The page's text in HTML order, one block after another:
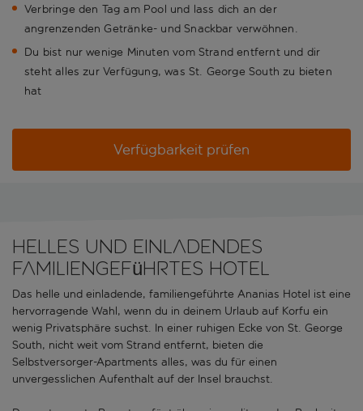
Verbringe den Tag am Pool und lass dich an der
angrenzenden Getränke- und Snackbar verwöhnen.
Du bist nur wenige Minuten vom Strand entfernt und dir
steht alles zur Verfügung, was St. George South zu bieten
hat
Verfügbarkeit prüfen
Helles und einladendes
familiengeführtes Hotel
Das helle und einladende, familiengeführte Ananias Hotel ist eine
hervorragende Wahl, wenn du in deinem Urlaub auf Korfu ein
wenig Privatsphäre suchst. In einer ruhigen Ecke von St. George
South, nicht weit vom Strand entfernt, bieten die
Selbstversorger-Apartments alles, was du für einen
unvergesslichen Aufenthalt auf der Insel brauchst.